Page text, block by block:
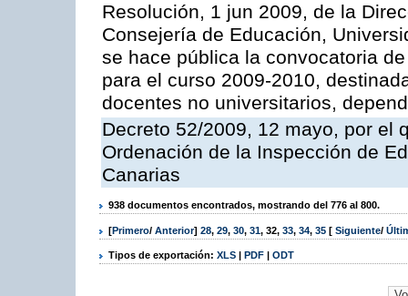
Resolución, 1 jun 2009, de la
Consejería de Educación,
se hace pública la convocatoria
para el curso 2009-2010,
docentes no universitarios,
Decreto 52/2009, 12 mayo, por el
Ordenación de la Inspección de
Canarias
938 documentos encontrados, mostrando del 776 al 800.
[Primero/ Anterior] 28, 29, 30, 31, 32, 33, 34, 35 [ Siguiente/
Tipos de exportación: XLS | PDF | ODT